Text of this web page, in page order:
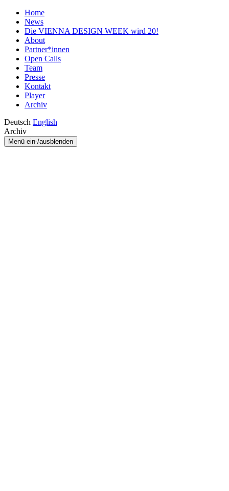
Home
News
Die VIENNA DESIGN WEEK wird 20!
About
Partner*innen
Open Calls
Team
Presse
Kontakt
Player
Archiv
Deutsch English
Archiv
Menü ein-/ausblenden